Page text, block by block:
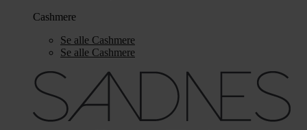
Cashmere
Se alle Cashmere
Se alle Cashmere